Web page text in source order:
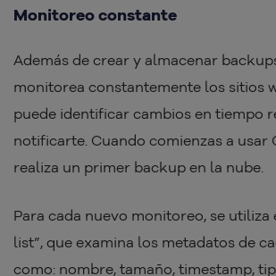
Monitoreo constante
Además de crear y almacenar
monitorea constantemente los sitios
puede identificar cambios en tiempo
notificarte. Cuando comienzas a usar
realiza un primer backup en la nube.
Para cada nuevo monitoreo, se utiliza
list”, que examina los metadatos de
como: nombre, tamaño, timestamp,